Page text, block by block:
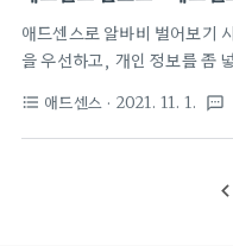
긴한데 쩝...
애드센스로 알바비 벌어보기
을 우선하고, 개인 정보를 좀
지만, 하나씩 해보자. 일단, 검
스트로 스킨에 애드센스를 넣
개요 부분에 가서 코드 가져오
format_list_bulleted 애드센스 · 2021. 11. 1. textsms
navigate_before